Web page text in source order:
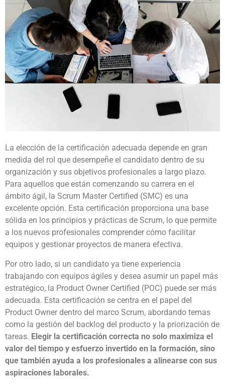
La elección de la certificación adecuada depende en gran
medida del rol que desempeñe el candidato dentro de su
organización y sus objetivos profesionales a largo plazo.
Para aquellos que están comenzando su carrera en el
ámbito ágil, la Scrum Master Certified (SMC) es una
excelente opción. Esta certificación proporciona una base
sólida en los principios y prácticas de Scrum, lo que permite
a los nuevos profesionales comprender cómo facilitar
equipos y gestionar proyectos de manera efectiva.
Por otro lado, si un candidato ya tiene experiencia
trabajando con equipos ágiles y desea asumir un papel más
estratégico, la Product Owner Certified (POC) puede ser más
adecuada. Esta certificación se centra en el papel del
Product Owner dentro del marco Scrum, abordando temas
como la gestión del backlog del producto y la priorización de
tareas. Elegir la certificación correcta no solo maximiza el
valor del tiempo y esfuerzo invertido en la formación, sino
que también ayuda a los profesionales a alinearse con sus
aspiraciones laborales.